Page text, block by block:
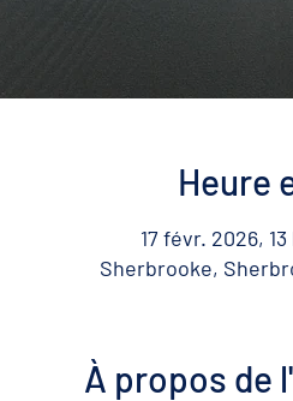
Heure
17 févr. 2026, 13
Sherbrooke,
À propos de